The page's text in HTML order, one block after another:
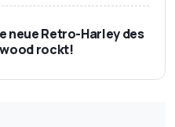
neue Retro-Harley des
rockt!